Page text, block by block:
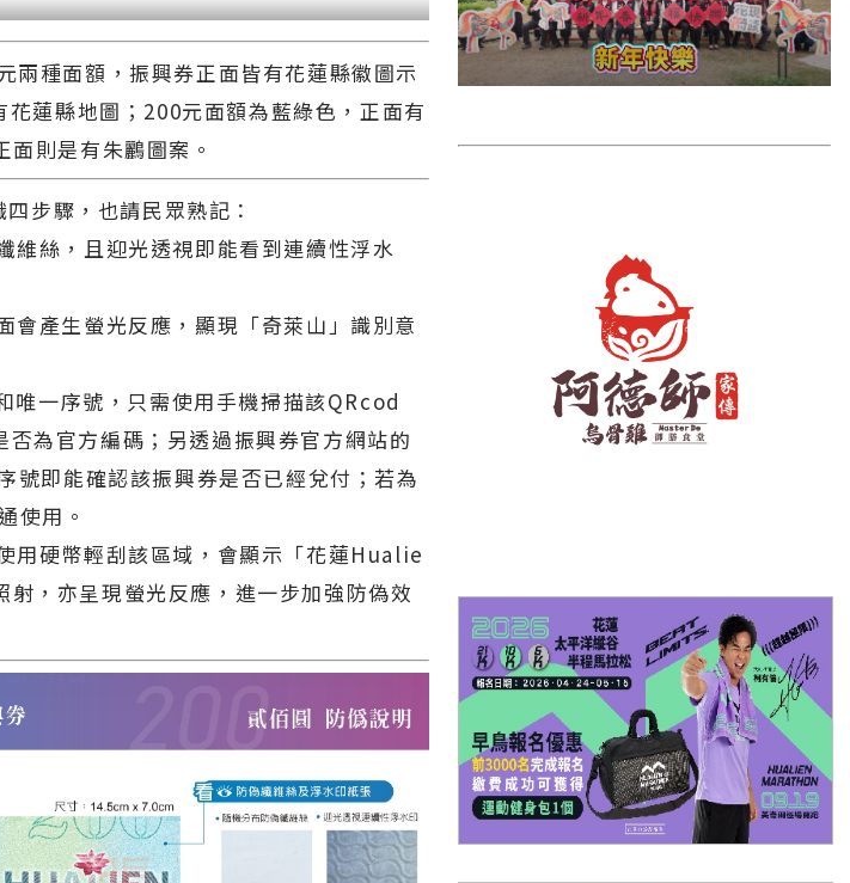
雲林縣
長濱鄉
彰化縣
種面額，振興券正面皆有花蓮縣徽圖示
蓮縣地圖；200元面額為藍綠色，正面有
則是有朱鸝圖案。
步驟，也請民眾熟記：
維絲，且迎光透視即能看到連續性浮水
會產生螢光反應，顯現「奇萊山」識別意
一序號，只需使用手機掃描該QRcod
為官方編碼；另透過振興券官方網站的
號即能確認該振興券是否已經兌付；若為
使用。
用硬幣輕刮該區域，會顯示「花蓮Hualie
，亦呈現螢光反應，進一步加強防偽效